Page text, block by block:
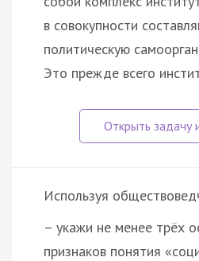
в совокупности
политическую
Это прежде всего
Используя
– укажи не менее трёх
признаков понятия